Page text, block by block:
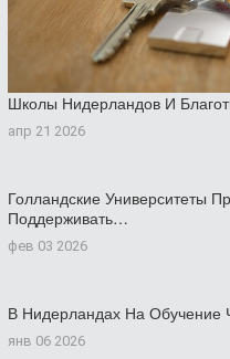
Школы Нидерландов И
апр 21 2026
Голландские Университеты
Поддерживать…
фев 03 2026
В Нидерландах На
янв 06 2026